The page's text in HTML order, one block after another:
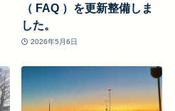
（ FAQ ）を更新整備しま
した。
2026年5月6日